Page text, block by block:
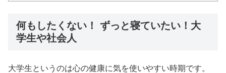
何もしたくない！ ずっと寝ていたい！大
学生や社会人
大学生というのは心の健康に気を使いやすい時期です。